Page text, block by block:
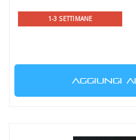
1-3 SETTIMANE
AGGIUNGI